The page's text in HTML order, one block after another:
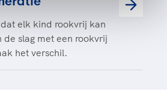
elk kind rookvrij kan
de slag met een rookvrij
het verschil.